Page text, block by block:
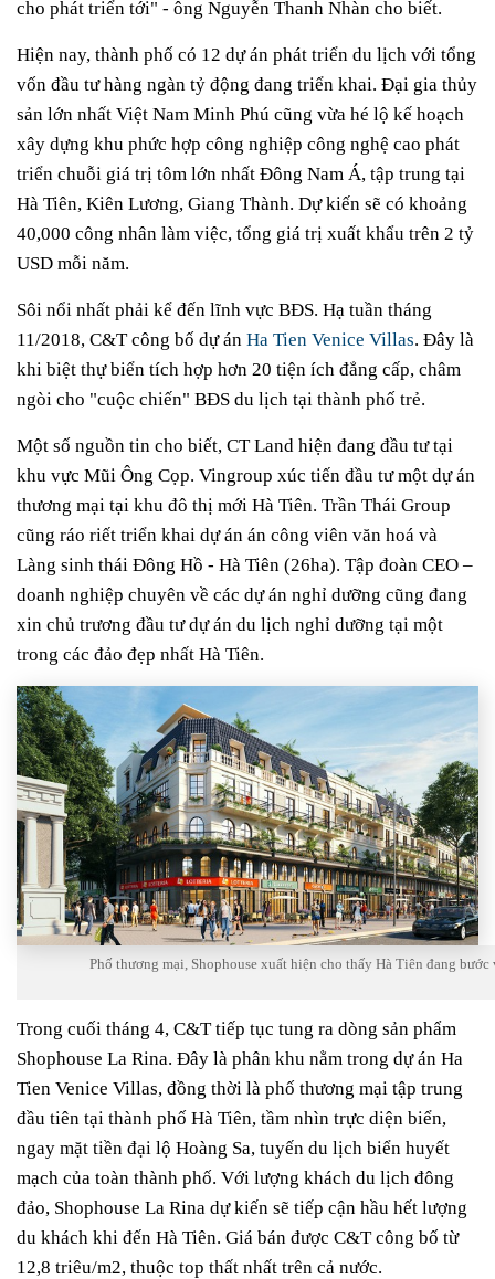
cho phát triển tới" - ông Nguyễn Thanh Nhàn cho biết.
Hiện nay, thành phố có 12 dự án phát triển du lịch với tổng
vốn đầu tư hàng ngàn tỷ động đang triển khai. Đại gia thủy
sản lớn nhất Việt Nam Minh Phú cũng vừa hé lộ kế hoạch
xây dựng khu phức hợp công nghiệp công nghệ cao phát
triển chuỗi giá trị tôm lớn nhất Đông Nam Á, tập trung tại
Hà Tiên, Kiên Lương, Giang Thành. Dự kiến sẽ có khoảng
40,000 công nhân làm việc, tổng giá trị xuất khẩu trên 2 tỷ
USD mỗi năm.
Sôi nổi nhất phải kể đến lĩnh vực BĐS. Hạ tuần tháng
11/2018, C&T công bố dự án Ha Tien Venice Villas. Đây là
khi biệt thự biển tích hợp hơn 20 tiện ích đẳng cấp, châm
ngòi cho "cuộc chiến" BĐS du lịch tại thành phố trẻ.
Một số nguồn tin cho biết, CT Land hiện đang đầu tư tại
khu vực Mũi Ông Cọp. Vingroup xúc tiến đầu tư một dự án
thương mại tại khu đô thị mới Hà Tiên. Trần Thái Group
cũng ráo riết triển khai dự án án công viên văn hoá và
Làng sinh thái Đông Hồ - Hà Tiên (26ha). Tập đoàn CEO –
doanh nghiệp chuyên về các dự án nghỉ dưỡng cũng đang
xin chủ trương đầu tư dự án du lịch nghỉ dưỡng tại một
trong các đảo đẹp nhất Hà Tiên.
Phố thương mại, Shophouse xuất hiện cho thấy Hà Tiên đang
Trong cuối tháng 4, C&T tiếp tục tung ra dòng sản phẩm
Shophouse La Rina. Đây là phân khu nằm trong dự án Ha
Tien Venice Villas, đồng thời là phố thương mại tập trung
đầu tiên tại thành phố Hà Tiên, tầm nhìn trực diện biển,
ngay mặt tiền đại lộ Hoàng Sa, tuyến du lịch biển huyết
mạch của toàn thành phố. Với lượng khách du lịch đông
đảo, Shophouse La Rina dự kiến sẽ tiếp cận hầu hết lượng
du khách khi đến Hà Tiên. Giá bán được C&T công bố từ
12,8 triêu/m2, thuộc top thất nhất trên cả nước.